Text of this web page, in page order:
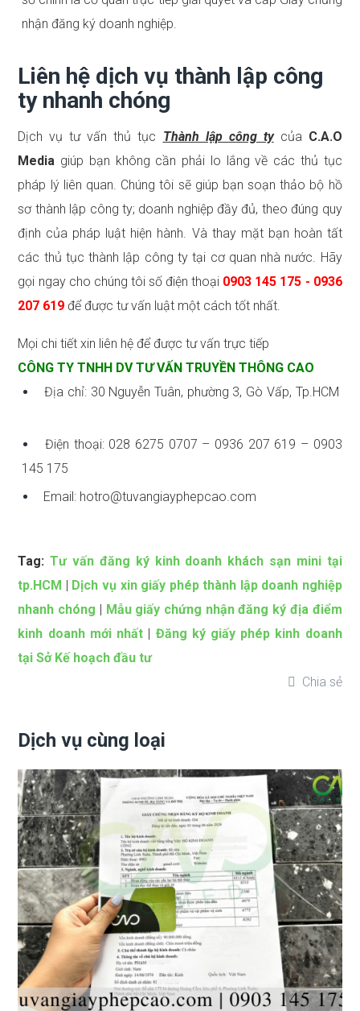
nhận đăng ký doanh nghiệp.
Liên hệ dịch vụ thành lập công
ty nhanh chóng
Dịch vụ tư vấn thủ tục Thành lập công tycủa C.A.O
Media giúp bạn không cần phải lo lắng về các thủ tục
pháp lý liên quan. Chúng tôi sẽ giúp bạn soạn thảo bộ hồ
sơ thành lập công ty; doanh nghiệp đầy đủ, theo đúng quy
định của pháp luật hiện hành. Và thay mặt bạn hoàn tất
các thủ tục thành lập công ty tại cơ quan nhà nước. Hãy
gọi ngay cho chúng tôi số điện thoại 0903 145 175 - 0936
207 619 để được tư vấn luật một cách tốt nhất.
Mọi chi tiết xin liên hệ để được tư vấn trực tiếp
CÔNG TY TNHH DV TƯ VẤN TRUYỀN THÔNG CAO
Địa chỉ: 30 Nguyễn Tuân, phường 3, Gò Vấp, Tp.HCM
Điện thoại: 028 6275 0707 – 0936 207 619 – 0903
145 175
Email: hotro@tuvangiayphepcao.com
Tag: Tư vấn đăng ký kinh doanh khách sạn mini tại
tp.HCM | Dịch vụ xin giấy phép thành lập doanh nghiệp
nhanh chóng | Mẫu giấy chứng nhận đăng ký địa điểm
kinh doanh mới nhất | Đăng ký giấy phép kinh doanh
tại Sở Kế hoạch đầu tư
Chia sẻ
Dịch vụ cùng loại